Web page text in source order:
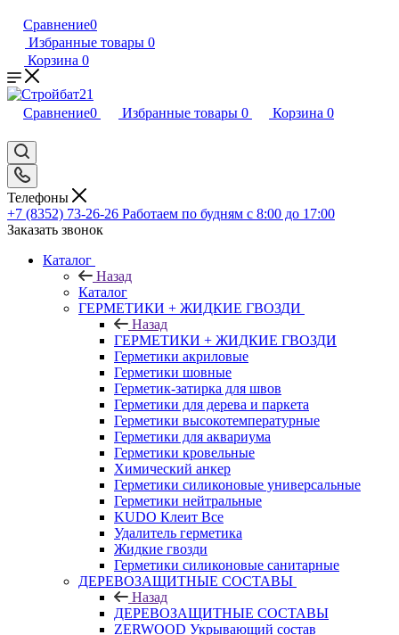
Сравнение0
Избранные товары 0
Корзина 0
Сравнение0 Избранные товары 0 Корзина 0
Телефоны
+7 (8352) 73-26-26 Работаем по будням с 8:00 до 17:00
Заказать звонок
Каталог
Назад
Каталог
ГЕРМЕТИКИ + ЖИДКИЕ ГВОЗДИ
Назад
ГЕРМЕТИКИ + ЖИДКИЕ ГВОЗДИ
Герметики акриловые
Герметики шовные
Герметик-затирка для швов
Герметики для дерева и паркета
Герметики высокотемпературные
Герметики для аквариума
Герметики кровельные
Химический анкер
Герметики силиконовые универсальные
Герметики нейтральные
KUDO Клеит Все
Удалитель герметика
Жидкие гвозди
Герметики силиконовые санитарные
ДЕРЕВОЗАЩИТНЫЕ СОСТАВЫ
Назад
ДЕРЕВОЗАЩИТНЫЕ СОСТАВЫ
ZERWOOD Укрывающий состав